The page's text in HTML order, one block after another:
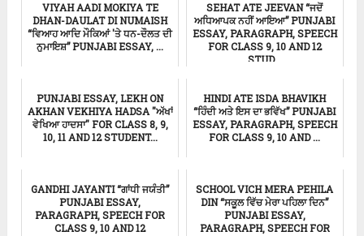
VIYAH AADI MOKIYA TE
DHAN-DAULAT DI NUMAISH
“ਵਿਆਹ ਆਦਿ ਮੌਕਿਆਂ 'ਤੇ ਧਨ-ਦੌਲਤ ਦੀ
ਨੁਮਾਇਸ਼” PUNJABI ESSAY, ...
SEHAT ATE JEEVAN “ਜਦੋਂ
ਅਧਿਆਪਕ ਨਹੀਂ ਆਇਆ” PUNJABI
ESSAY, PARAGRAPH, SPEECH
FOR CLASS 9, 10 AND 12
STUD...
PUNJABI ESSAY, LEKH ON
AKHAN VEKHIYA HADSA "ਅੱਖਾਂ
ਵੇਖਿਆ ਹਾਦਸਾ" FOR CLASS 8, 9,
10, 11 AND 12 STUDENT...
HINDI ATE ISDA BHAVIKH
“ਹਿੰਦੀ ਅਤੇ ਇਸ ਦਾ ਭਵਿੱਖ” PUNJABI
ESSAY, PARAGRAPH, SPEECH
FOR CLASS 9, 10 AND ...
GANDHI JAYANTI “ਗਾਂਧੀ ਜਯੰਤੀ”
PUNJABI ESSAY,
PARAGRAPH, SPEECH FOR
CLASS 9, 10 AND 12
SCHOOL VICH MERA PEHILA
DIN “ਸਕੂਲ ਵਿੱਚ ਮੇਰਾ ਪਹਿਲਾ ਦਿਨ”
PUNJABI ESSAY,
PARAGRAPH, SPEECH FOR